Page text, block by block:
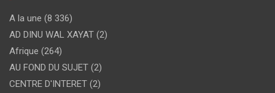
A la une (8 336)
AD DINU WAL XAYAT (2)
Afrique (264)
AU FOND DU SUJET (2)
CENTRE D'INTERET (2)